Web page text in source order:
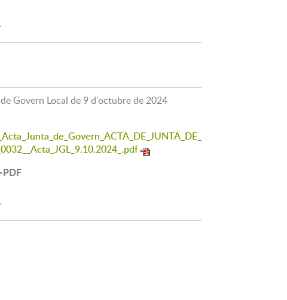
Govern Local de 9 d'octubre de 2024